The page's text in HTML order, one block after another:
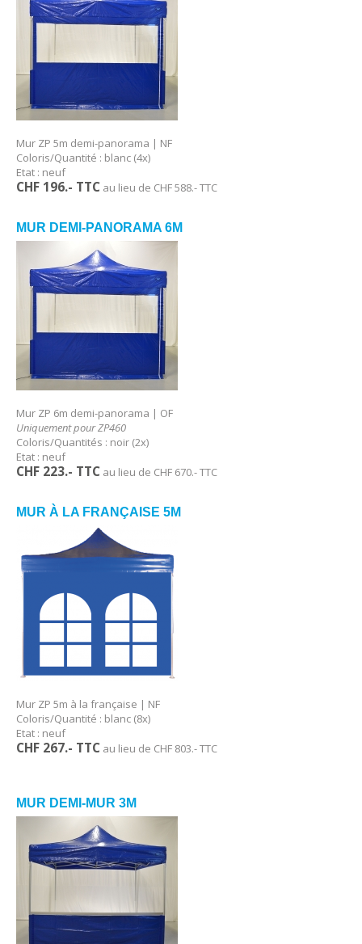
Mur ZP 5m demi-panorama | NF
Coloris/Quantité : blanc (4x)
Etat : neuf
CHF 196.- TTC au lieu de CHF 588.- TTC
MUR DEMI-PANORAMA 6M
Mur ZP 6m demi-panorama | OF
Uniquement pour ZP460
Coloris/Quantités : noir (2x)
Etat : neuf
CHF 223.- TTC au lieu de CHF 670.- TTC
MUR À LA FRANÇAISE 5M
Mur ZP 5m à la française | NF
Coloris/Quantité : blanc (8x)
Etat : neuf
CHF 267.- TTC au lieu de CHF 803.- TTC
MUR DEMI-MUR 3M